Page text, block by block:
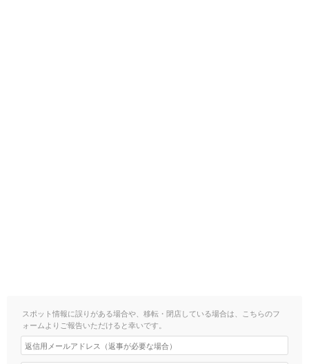
スポット情報に誤りがある場合や、移転・閉店している場合は、こちらのフ
ォームよりご報告いただけると幸いです。